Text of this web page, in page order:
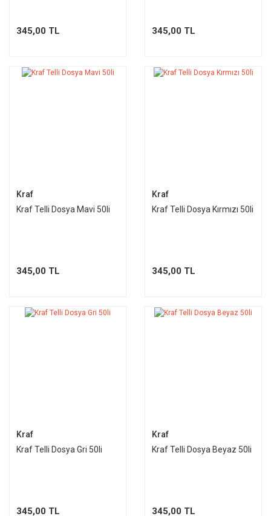
345,00 TL 345,00 TL
Kraf
Kraf Telli Dosya Mavi 50li
345,00 TL
Kraf
Kraf Telli Dosya Kırmızı 50li
345,00 TL
Kraf
Kraf Telli Dosya Gri 50li
345,00 TL
Kraf
Kraf Telli Dosya Beyaz 50li
345,00 TL